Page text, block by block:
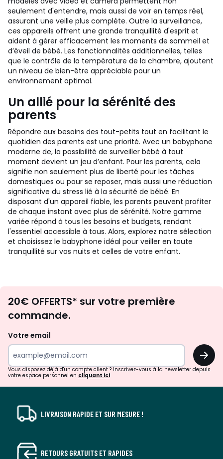
seulement d'entendre, mais aussi de voir en temps réel,
assurant une veille plus complète. Outre la surveillance,
ces appareils offrent une grande tranquillité d'esprit et
aident à gérer efficacement les moments de sommeil et
d’éveil de bébé. Les fonctionnalités additionnelles, telles
que le contrôle de la température de la chambre, ajoutent
un niveau de bien-être appréciable pour un
environnement optimal.
Un allié pour la sérénité des
parents
Répondre aux besoins des tout-petits tout en facilitant le
quotidien des parents est une priorité. Avec un babyphone
moderne de, la possibilité de surveiller bébé à tout
moment devient un jeu d’enfant. Pour les parents, cela
signifie non seulement plus de liberté pour les tâches
domestiques ou pour se reposer, mais aussi une réduction
significative du stress lié à la sécurité de bébé. En
disposant d'un appareil fiable, les parents peuvent profiter
de chaque instant avec plus de sérénité. Notre gamme
variée répond à tous les besoins et budgets, rendant
l'essentiel accessible à tous. Alors, explorez notre sélection
et choisissez le babyphone idéal pour veiller en toute
tranquillité sur vos nuits et celles de votre enfant.
d'inspirations
surprises?
20€ OFFERTS* sur votre première
commande.
Votre email
OK
Vous disposez déjà d'un compte client ? Inscrivez-vous à la newsletter depuis
votre espace personnel en cliquant ici
LIVRAISON RAPIDE ET SUR MESURE !
RETOURS GRATUITS ET RAPIDES